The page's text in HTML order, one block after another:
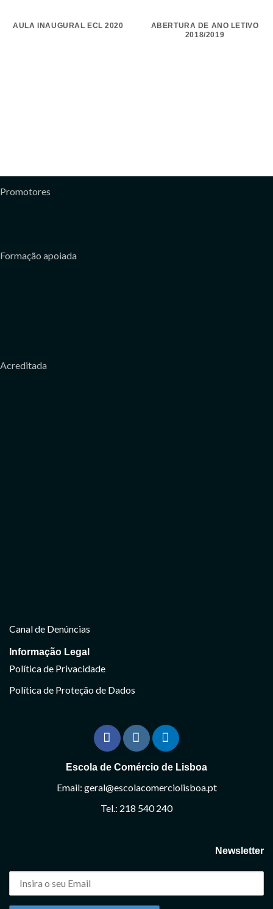
AULA INAUGURAL ECL 2020
ABERTURA DE ANO LETIVO
2018/2019
Promotores
Formação apoiada
Acreditada
Canal de Denúncias
Informação Legal
Política de Privacidade
Política de Proteção de Dados
Escola de Comércio de Lisboa
Email: geral@escolacomerciolisboa.pt
Tel.: 218 540 240
Newsletter